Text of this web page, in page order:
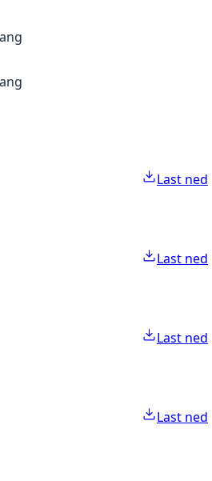
Last ned
Last ned
Last ned
Last ned